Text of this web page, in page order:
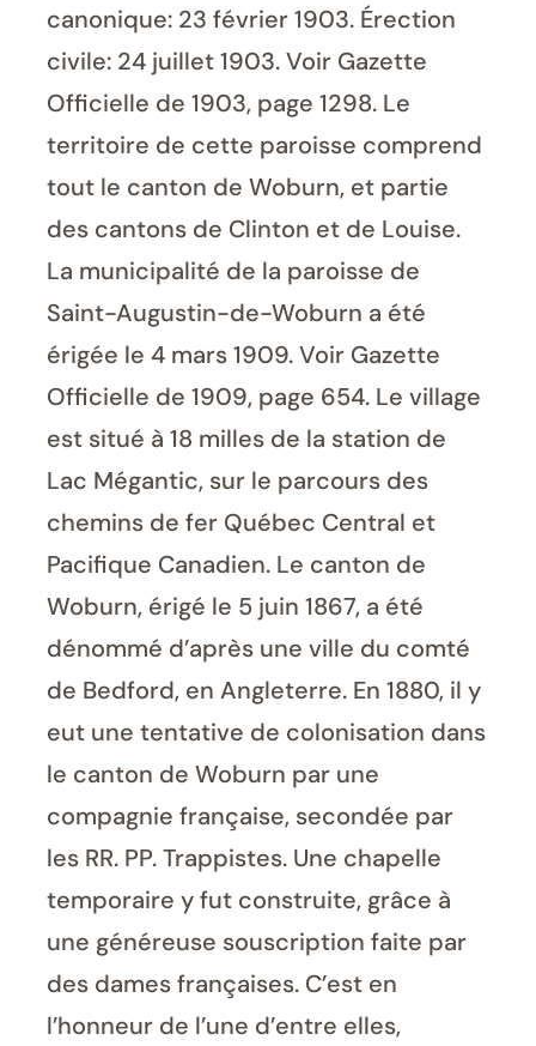
canonique: 23 février 1903. Érection
civile: 24 juillet 1903. Voir Gazette
Officielle de 1903, page 1298. Le
territoire de cette paroisse comprend
tout le canton de Woburn, et partie
des cantons de Clinton et de Louise.
La municipalité de la paroisse de
Saint-Augustin-de-Woburn a été
érigée le 4 mars 1909. Voir Gazette
Officielle de 1909, page 654. Le village
est situé à 18 milles de la station de
Lac Mégantic, sur le parcours des
chemins de fer Québec Central et
Pacifique Canadien. Le canton de
Woburn, érigé le 5 juin 1867, a été
dénommé d’après une ville du comté
de Bedford, en Angleterre. En 1880, il y
eut une tentative de colonisation dans
le canton de Woburn par une
compagnie française, secondée par
les RR. PP. Trappistes. Une chapelle
temporaire y fut construite, grâce à
une généreuse souscription faite par
des dames françaises. C’est en
l’honneur de l’une d’entre elles,